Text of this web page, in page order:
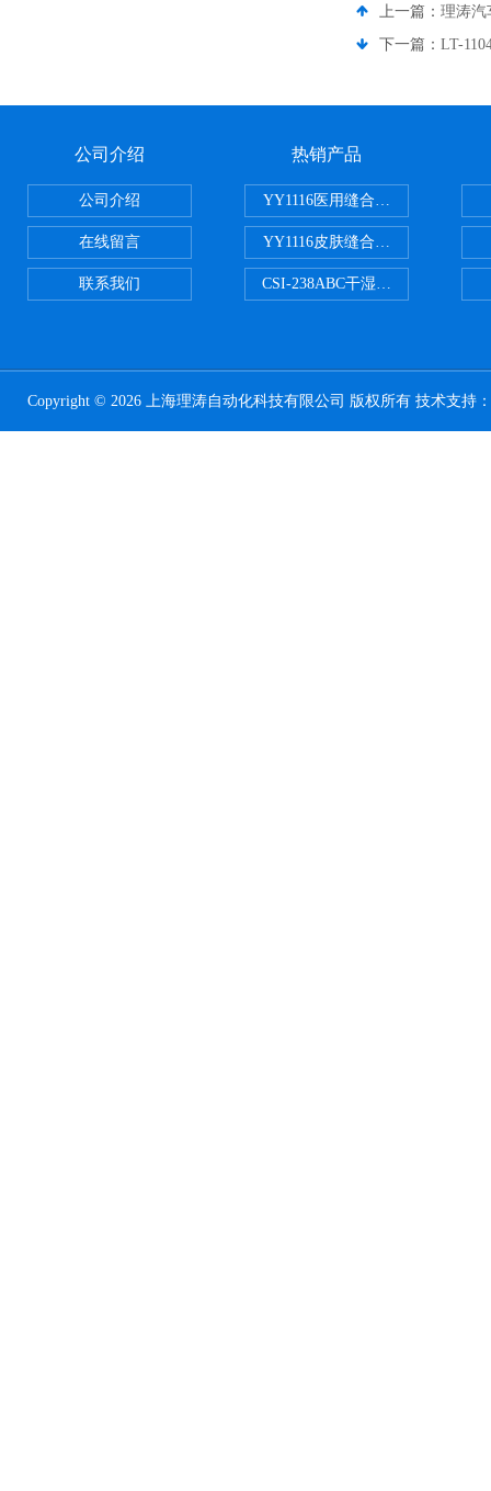
上一篇： 理涛汽
下一篇： LT-
公司介绍
公司介绍
在线留言
联系我们
热销产品
YY1116医用缝合线线径试验仪
YY1116皮肤缝合线线径测量仪
CSI-238ABC干湿电动摩擦色牢度
Copyright © 2026 上海理涛自动化科技有限公司 版权所有 技术支持：